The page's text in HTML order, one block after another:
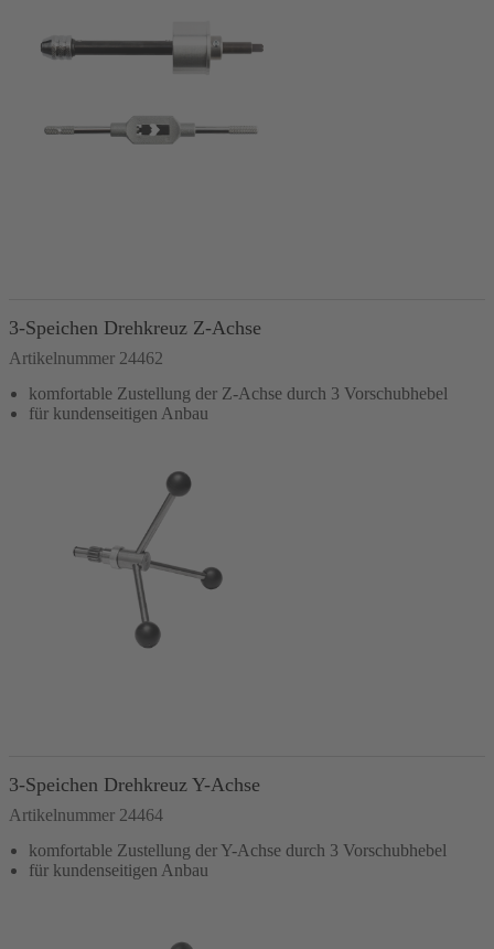
3-Speichen Drehkreuz Z-Achse
Artikelnummer 24462
komfortable Zustellung der Z-Achse durch 3 Vorschubhebel
für kundenseitigen Anbau
3-Speichen Drehkreuz Y-Achse
Artikelnummer 24464
komfortable Zustellung der Y-Achse durch 3 Vorschubhebel
für kundenseitigen Anbau